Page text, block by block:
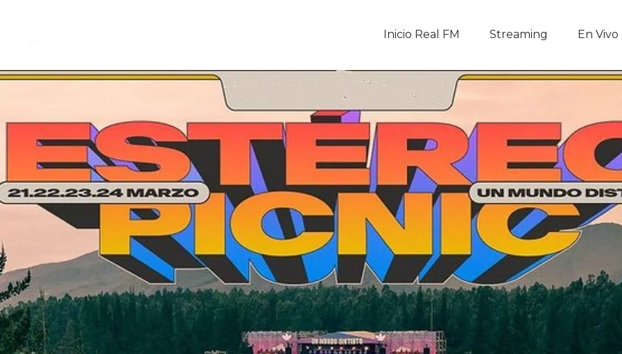
Inicio Real FM Streaming En Vivo
En Vivo
Descarga La APP
Programas
Noticias
Equipo
Sobre Nosotros
Contactos